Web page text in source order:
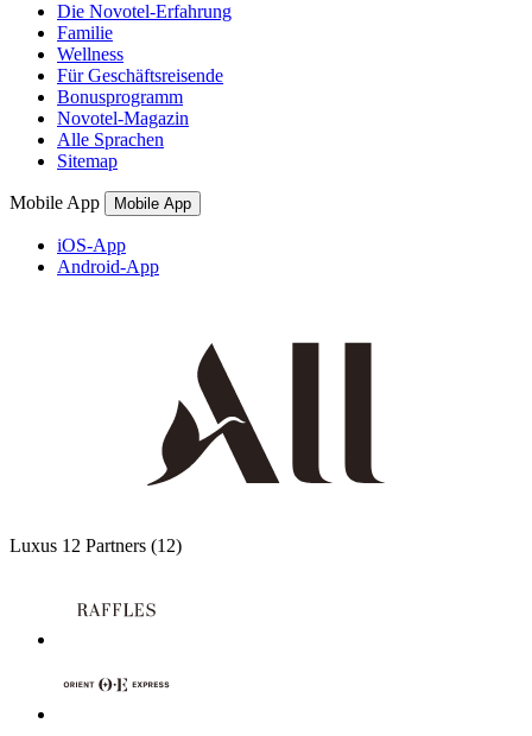
Die Novotel-Erfahrung
Familie
Wellness
Für Geschäftsreisende
Bonusprogramm
Novotel-Magazin
Alle Sprachen
Sitemap
Mobile App Mobile App
iOS-App
Android-App
Luxus 12 Partners (12)